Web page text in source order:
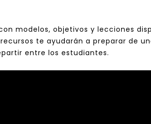
modelos, objetivos y lecciones
recursos te ayudarán a preparar de
entre los estudiantes.